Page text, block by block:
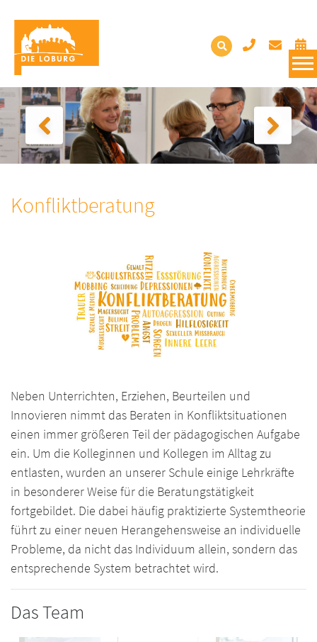
Konfliktberatung
Neben Unterrichten, Erziehen, Beurteilen und
Innovieren nimmt das Beraten in Konfliktsituationen
einen immer größeren Teil der pädagogischen Aufgabe
ein. Um die Kolleginnen und Kollegen im Alltag zu
entlasten, wurden an unserer Schule einige Lehrkräfte
in besonderer Weise für die Beratungstätigkeit
fortgebildet. Die dabei häufig praktizierte Systemtheorie
führt zu einer neuen Herangehensweise an individuelle
Probleme, da nicht das Individuum allein, sondern das
entsprechende System betrachtet wird.
Das Team